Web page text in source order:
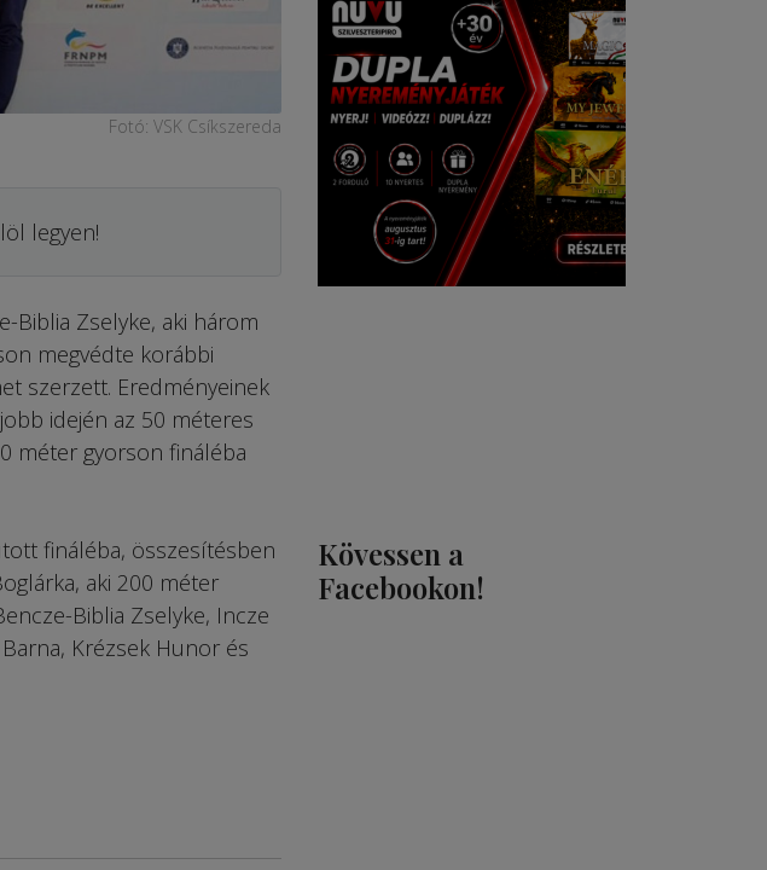
Fotó: VSK Csíkszereda
legyen!
Biblia Zselyke, aki három
megvédte korábbi
szerzett. Eredményeinek
idején az 50 méteres
méter gyorson fináléba
fináléba, összesítésben
aki 200 méter
Biblia Zselyke, Incze
Krézsek Hunor és
Kövessen a
Facebookon!